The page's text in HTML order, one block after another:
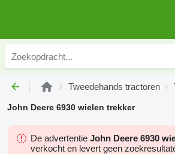
Tweedehands tractoren
John Deere 6930 wielen trekker
De advertentie John Deere 6930
verkocht en levert geen